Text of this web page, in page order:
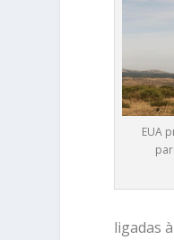
EUA
ligadas